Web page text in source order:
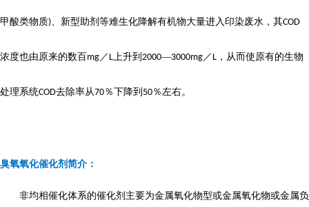
甲酸类物质) 、新型助剂等难生化降解有机物大量进入印染废水，其COD
浓度也由原来的数百mg ／ L 上升到 2000—3000mg ／ L ，从而使原有的生物
处理系统COD去除率从70％下降到 50％左右。
臭氧氧化催化剂简介：
非均相催化体系的催化剂主要为金属氧化物型或金属氧化物或金属负